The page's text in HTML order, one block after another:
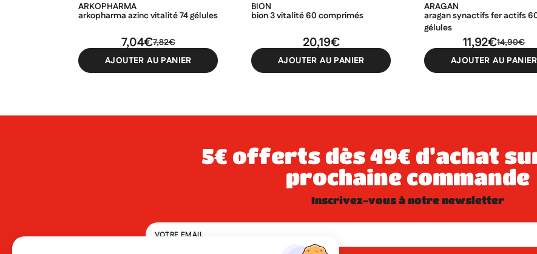
ARKOPHARMA
arkopharma azinc vitalité 74 gélules
7,82€
7,04€
AJOUTER AU PANIER
BION
bion 3 vitalité 60 comprimés
20,19€
AJOUTER AU PANIER
ARAGAN
aragan synactifs fer actifs
gélules
14,90€
11,92€
AJOUTER AU PANIER
5€ offerts dès 49€ d’achat sur votre
prochaine commande
inscrivez-vous à notre newsletter